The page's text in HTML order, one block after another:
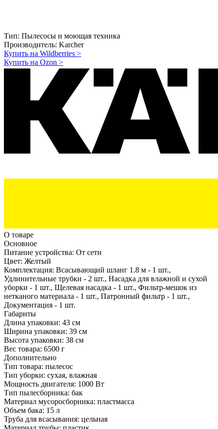
Тип: Пылесосы и моющая техника
Производитель: Karcher
Купить на Wildberries >
Купить на Ozon >
О товаре
Основное
Питание устройства: От сети
Цвет: Желтый
Комплектация: Всасывающий шланг 1.8 м - 1 шт.,
Удлинительные трубки - 2 шт., Насадка для влажной и сухой
уборки - 1 шт., Щелевая насадка - 1 шт., Фильтр-мешок из
нетканого материала - 1 шт., Патронный фильтр - 1 шт.,
Документация - 1 шт.
Габариты
Длина упаковки: 43 см
Ширина упаковки: 39 см
Высота упаковки: 38 см
Вес товара: 6500 г
Дополнительно
Тип товара: пылесос
Тип уборки: сухая, влажная
Мощность двигателя: 1000 Вт
Тип пылесборника: бак
Материал мусоросборника: пластмасса
Объем бака: 15 л
Труба для всасывания: цельная